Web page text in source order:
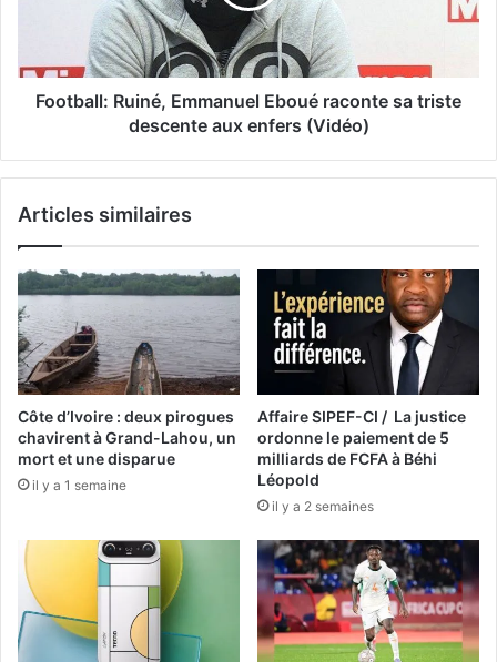
Football: Ruiné, Emmanuel Eboué raconte sa triste
descente aux enfers (Vidéo)
Articles similaires
Côte d’Ivoire : deux pirogues
chavirent à Grand-Lahou, un
mort et une disparue
il y a 1 semaine
Affaire SIPEF-CI / La justice
ordonne le paiement de 5
milliards de FCFA à Béhi
Léopold
il y a 2 semaines